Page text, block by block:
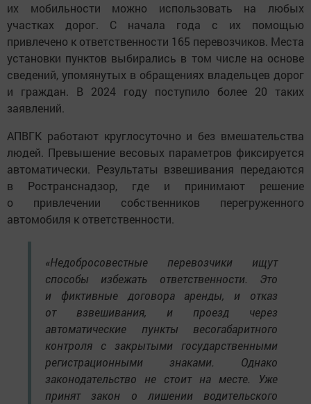
их мобильности можно использовать на любых
участках дорог. С начала года с их помощью
привлечено к ответственности 165 перевозчиков. Места
установки пунктов выбирались в том числе на основе
сведений, упомянутых в обращениях владельцев дорог
и граждан. В 2024 году поступило более 20 таких
заявлений.
АПВГК работают круглосуточно и без вмешательства
людей. Превышение весовых параметров фиксируется
автоматически. Результаты взвешивания передаются
в Ространснадзор, где и принимают решение
о привлечении собственников перегруженного
автомобиля к ответственности.
«Недобросовестные перевозчики ищут
способы избежать ответственности. Это
и фиктивные договора аренды, и отказ
от взвешивания, и проезд через
автоматические пункты весогабаритного
контроля с закрытыми государственными
регистрационными знаками. Однако
законодательство не стоит на месте. Уже
принят закон о лишении водительского